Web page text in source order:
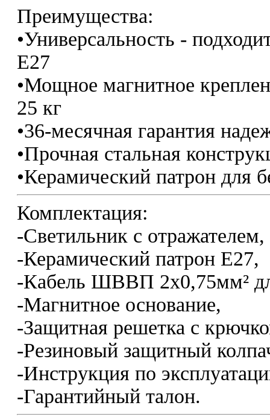
Преимущества:
•Универсальность -
Е27
•Мощное магнитное
25 кг
•36-месячная гарантия
•Прочная стальная
•Керамический патрон для
Комплектация:
-Светильник с отражателем,
-Керамический патрон Е27,
-Кабель ШВВП 2х0,75мм²
-Магнитное основание,
-Защитная решетка с
-Резиновый защитный
-Инструкция по
-Гарантийный талон.